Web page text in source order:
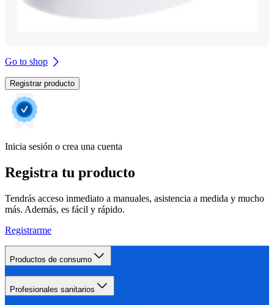
Go to shop
Registrar producto
Inicia sesión o crea una cuenta
Registra tu producto
Tendrás acceso inmediato a manuales, asistencia a medida y mucho
más. Además, es fácil y rápido.
Registrarme
Productos de consumo
Profesionales sanitarios